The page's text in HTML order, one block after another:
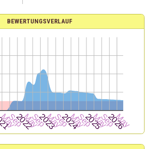
BEWERTUNGSVERLAUF